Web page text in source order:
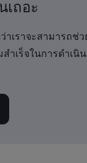
ถอะ
ว่าเราจะสามารถ
ำเร็จในการดำเนิ